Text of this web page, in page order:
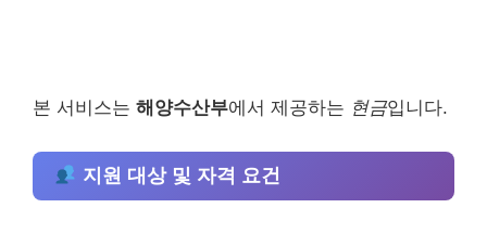
본 서비스는 해양수산부에서 제공하는 현금입니다.
지원 대상 및 자격 요건